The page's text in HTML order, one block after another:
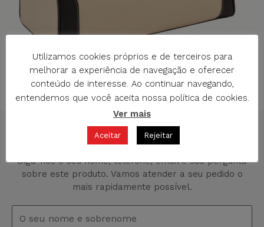
V-2239 SACO DE VIAGEM POLIPIEL
SOLICITAÇÃO DE INFORMAÇÃO
Diga-nos o seu nome, telefone, email e sua pergunta
sobre este produto. Vamos atender a seu pedido o
mais rapidamente possível.
Utilizamos cookies próprios e de terceiros para
melhorar a experiência de navegação e oferecer
conteúdo de interesse. Ao continuar navegando,
entendemos que você aceita nossa política de cookies.
Ver mais
Aceitar Rejeitar